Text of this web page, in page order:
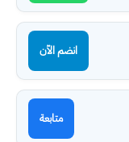
انضم الآن
متابعة